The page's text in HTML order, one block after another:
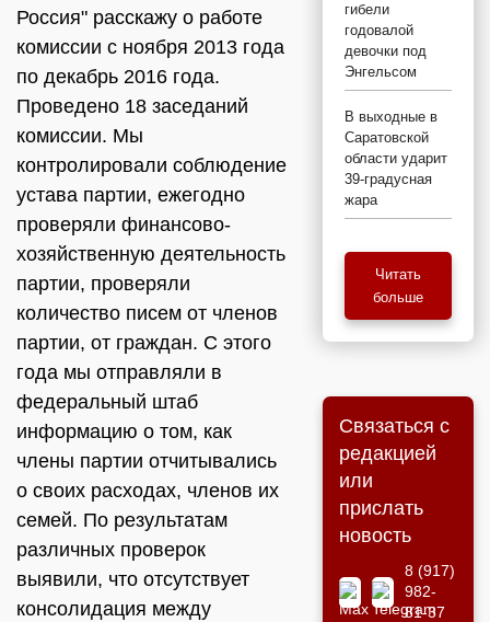
Россия" расскажу о работе
комиссии с ноября 2013 года
по декабрь 2016 года.
Проведено 18 заседаний
комиссии. Мы
контролировали соблюдение
устава партии, ежегодно
проверяли финансово-
хозяйственную деятельность
партии, проверяли
количество писем от членов
партии, от граждан. С этого
года мы отправляли в
федеральный штаб
информацию о том, как
члены партии отчитывались
о своих расходах, членов их
семей. По результатам
различных проверок
выявили, что отсутствует
консолидация между
гибели
годовалой
девочки под
Энгельсом
В выходные в
Саратовской
области ударит
39-градусная
жара
Читать
больше
Связаться с
редакцией
или
прислать
новость
8 (917)
982-
81-37